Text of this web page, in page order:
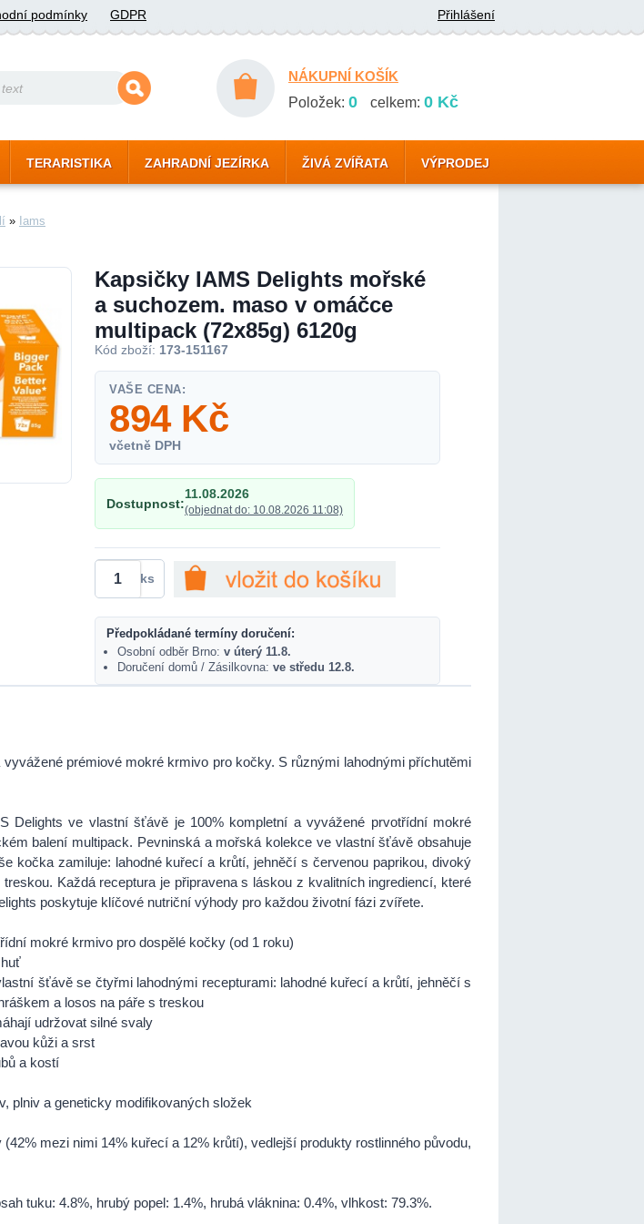
podmínky GDPR Přihlášení
NÁKUPNÍ KOŠÍK
Položek: 0 celkem: 0 Kč
TERARISTIKA ZAHRADNÍ JEZÍRKA ŽIVÁ ZVÍŘATA VÝPRODEJ
» Iams
Kapsičky IAMS Delights mořské
a suchozem. maso v omáčce
multipack (72x85g) 6120g
Kód zboží: 173-151167
VAŠE CENA:
894Kč
včetně DPH
Dostupnost:
11.08.2026
(objednat do: 10.08.2026 11:08)
ks
Předpokládané termíny doručení:
Osobní odběr Brno: v úterý 11.8.
Doručení domů / Zásilkovna: ve středu 12.8.
prémiové mokré krmivo pro kočky. S různými lahodnými příchutěmi
Delights ve vlastní šťávě je 100% kompletní a vyvážené prvotřídní mokré
balení multipack. Pevninská a mořská kolekce ve vlastní šťávě obsahuje
kočka zamiluje: lahodné kuřecí a krůtí, jehněčí s červenou paprikou, divoký
Každá receptura je připravena s láskou z kvalitních ingrediencí, které
poskytuje klíčové nutriční výhody pro každou životní fázi zvířete.
mokré krmivo pro dospělé kočky (od 1 roku)
šťávě se čtyřmi lahodnými recepturami: lahodné kuřecí a krůtí, jehněčí s
a losos na páře s treskou
udržovat silné svaly
kůži a srst
a kostí
plniv a geneticky modifikovaných složek
mezi nimi 14% kuřecí a 12% krůtí), vedlejší produkty rostlinného původu,
tuku: 4.8%, hrubý popel: 1.4%, hrubá vláknina: 0.4%, vlhkost: 79.3%.